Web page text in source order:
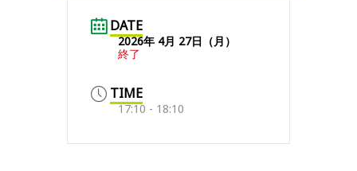
DATE
2026年 4月 27日（月）
終了
TIME
17:10 - 18:10